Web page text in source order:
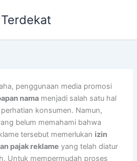
penggunaan media promosi
nama menjadi salah satu hal
konsumen. Namun,
belum memahami bahwa
tersebut memerlukan izin
pajak reklame yang telah diatur
Untuk mempermudah proses